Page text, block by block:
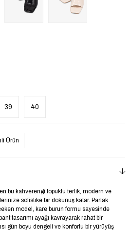
39 40
Ürün
bu kahverengi topuklu terlik, modern ve
sofistike bir dokunuş katar. Parlak
model, kare burun formu sayesinde
tasarımı ayağı kavrayarak rahat bir
gün boyu dengeli ve konforlu bir yürüyüş